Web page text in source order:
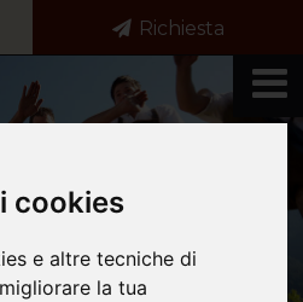
cookies
e altre tecniche di
la tua
Richiesta